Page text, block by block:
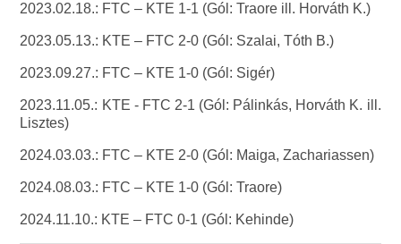
2023.02.18.: FTC – KTE 1-1 (Gól: Traore ill. Horváth K.)
2023.05.13.: KTE – FTC 2-0 (Gól: Szalai, Tóth B.)
2023.09.27.: FTC – KTE 1-0 (Gól: Sigér)
2023.11.05.: KTE - FTC 2-1 (Gól: Pálinkás, Horváth K. ill.
Lisztes)
2024.03.03.: FTC – KTE 2-0 (Gól: Maiga, Zachariassen)
2024.08.03.: FTC – KTE 1-0 (Gól: Traore)
2024.11.10.: KTE – FTC 0-1 (Gól: Kehinde)